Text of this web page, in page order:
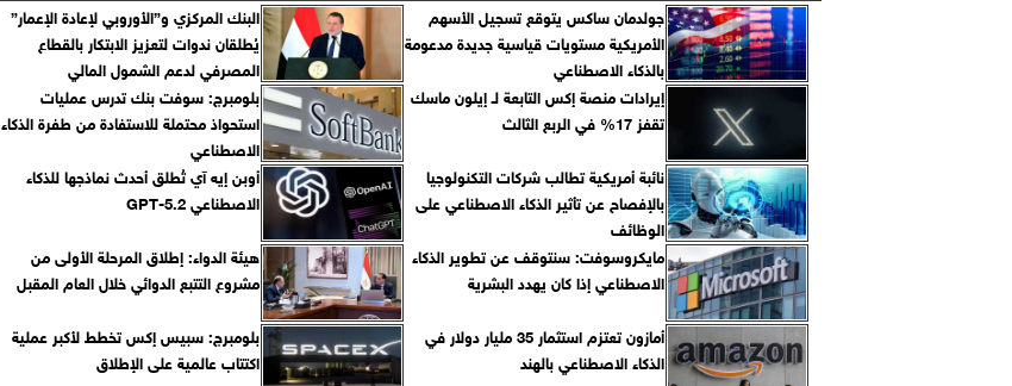
جولدمان ساكس يتوقع تسجيل الأسهم
الأمريكية مستويات قياسية جديدة مدعومة
بالذكاء الاصطناعي
البنك المركزي و”الأوروبي لإعادة الإعمار”
يُطلقان ندوات لتعزيز الابتكار بالقطاع
المصرفي لدعم الشمول المالي
إيرادات منصة إكس التابعة لـ إيلون ماسك
تقفز 17% في الربع الثالث
بلومبرج: سوفت بنك تدرس عمليات
استحواذ محتملة للاستفادة من طفرة الذكاء
الاصطناعي
نائبة أمريكية تطالب شركات التكنولوجيا
بالإفصاح عن تأثير الذكاء الاصطناعي على
الوظائف
أوبن إيه آي تُطلق أحدث نماذجها للذكاء
الاصطناعي GPT-5.2
مايكروسوفت: سنتوقف عن تطوير الذكاء
الاصطناعي إذا كان يهدد البشرية
هيئة الدواء: إطلاق المرحلة الأولى من
مشروع التتبع الدوائي خلال العام المقبل
أمازون تعتزم استثمار 35 مليار دولار في
الذكاء الاصطناعي بالهند
بلومبرج: سبيس إكس تخطط لأكبر عملية
اكتتاب عالمية على الإطلاق